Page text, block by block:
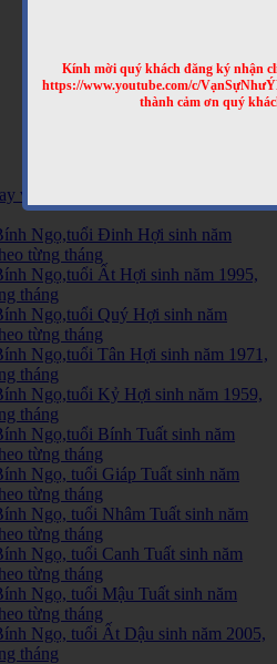
Kính mời quý khách đăng ký nhận
https://www.youtube.com/c/
thành cảm ơn quý
về tinh hoa võ học trên Thế Giới,
Ngọ,tuổi Đinh Hợi sinh năm
từng tháng
Ngọ,tuổi Ất Hợi sinh năm 1995,
tháng
Ngọ,tuổi Quý Hợi sinh năm
từng tháng
Ngọ,tuổi Tân Hợi sinh năm 1971,
tháng
Ngọ,tuổi Kỷ Hợi sinh năm 1959,
tháng
Ngọ,tuổi Bính Tuất sinh năm
từng tháng
Ngọ, tuổi Giáp Tuất sinh năm
từng tháng
Ngọ, tuổi Nhâm Tuất sinh năm
từng tháng
Ngọ, tuổi Canh Tuất sinh năm
từng tháng
Ngọ, tuổi Mậu Tuất sinh năm
từng tháng
Ngọ, tuổi Ất Dậu sinh năm 2005,
tháng